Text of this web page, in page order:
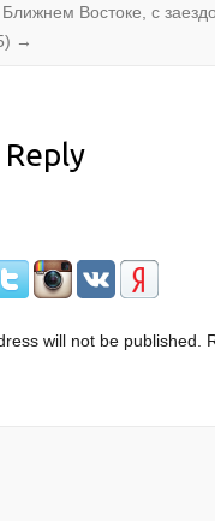
Востоке, с
→
Reply
will not be published.